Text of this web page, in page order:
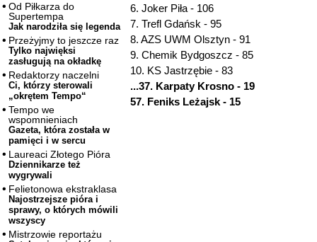
Od Piłkarza do
Supertempa
Jak narodziła się legenda
Przeżyjmy to jeszcze raz
Tylko najwięksi
zasługują na okładkę
Redaktorzy naczelni
Ci, którzy sterowali
„okrętem Tempo“
Tempo we
wspomnieniach
Gazeta, która została w
pamięci i w sercu
Laureaci Złotego Pióra
Dziennikarze też
wygrywali
Felietonowa ekstraklasa
Najostrzejsze pióra i
sprawy, o których mówili
wszyscy
Mistrzowie reportażu
6. Joker Piła - 106
7. Trefl Gdańsk - 95
8. AZS UWM Olsztyn - 91
9. Chemik Bydgoszcz - 85
10. KS Jastrzębie - 83
...37. Karpaty Krosno - 19
57. Feniks Leżajsk - 15